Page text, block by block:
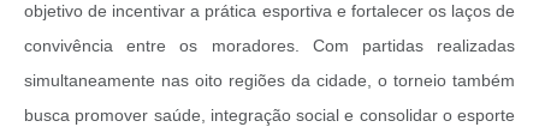
objetivo de incentivar a prática esportiva e fortalecer os laços de
convivência entre os moradores. Com partidas realizadas
simultaneamente nas oito regiões da cidade, o torneio também
busca promover saúde, integração social e consolidar o esporte